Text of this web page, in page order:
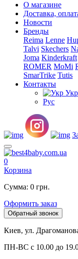
О магазине
Доставка,
Новости
Бренды
Reima Lenne
Talvi Skechers
Joma Kinderkraft
ROMER MoMi
SmarTrike Tutis
Контакты
Укр
Рус
0
Корзина
Сумма: 0 грн.
Оформить заказ
Обратный звонок
Киев, ул.
ПН-ВС с 10.00 до